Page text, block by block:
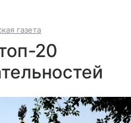
газета
20